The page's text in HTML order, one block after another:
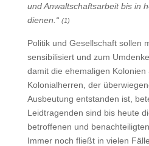
und Anwaltschaftsarbeit bis in
dienen.“ (1)
Politik und Gesellschaft sollen
sensibilisiert und zum
damit die ehemaligen
Kolonialherren, der
Ausbeutung entstanden ist,
Leidtragenden sind bis heute
betroffenen und
Immer noch fließt in vielen